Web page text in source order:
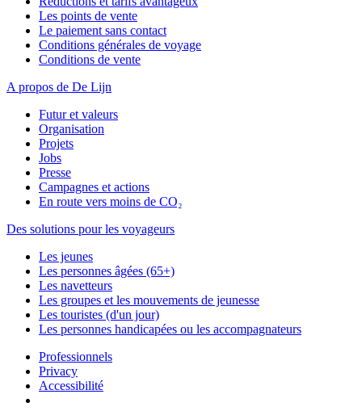
Les points de vente
Le paiement sans contact
Conditions générales de voyage
Conditions de vente
A propos de De Lijn
Futur et valeurs
Organisation
Projets
Jobs
Presse
Campagnes et actions
En route vers moins de CO₂
Des solutions pour les voyageurs
Les jeunes
Les personnes âgées (65+)
Les navetteurs
Les groupes et les mouvements de jeunesse
Les touristes (d'un jour)
Les personnes handicapées ou les accompagnateurs
Professionnels
Privacy
Accessibilité